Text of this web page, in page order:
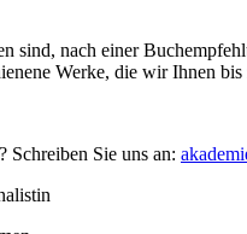
sind, nach einer
Werke, die wir Ihnen
Schreiben Sie uns an: